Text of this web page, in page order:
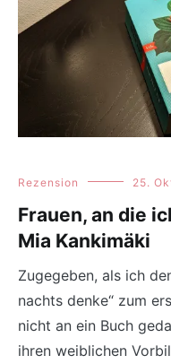
Rezension 25.
Frauen, an die
Mia Kankimäki
Zugegeben, als ich
nachts denke“ zum
nicht an ein Buch
ihren weiblichen